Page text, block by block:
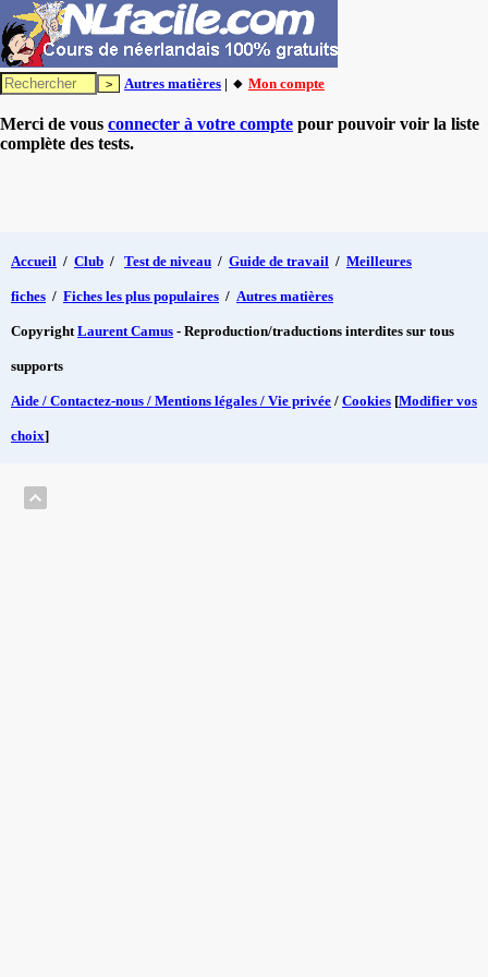
Autres matières | 🔸 Mon compte
Merci de vous connecter à votre compte pour pouvoir voir la liste
complète des tests.
Accueil / Club / Test de niveau / Guide de travail / Meilleures
fiches / Fiches les plus populaires / Autres matières
CopyrightLaurent Camus - Reproduction/traductions interdites sur tous
supports
Aide / Contactez-nous / Mentions légales / Vie privée / Cookies [Modifier vos
choix]